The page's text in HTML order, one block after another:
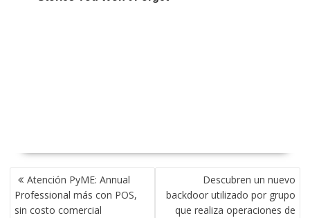
NAVEGACIÓN
DE
ENTRADAS
Atención PyME: Annual
Professional más con POS,
sin costo comercial
Descubren un nuevo
backdoor utilizado por grupo
que realiza operaciones de